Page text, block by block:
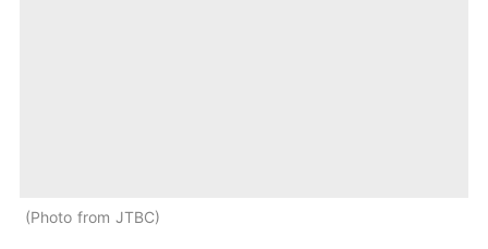
Photo from JTBC